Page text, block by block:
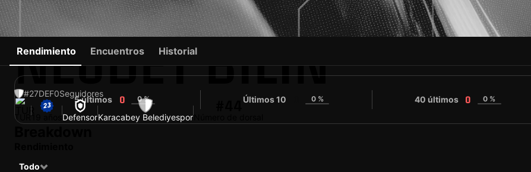
NEJDET BILIN
#27DEF0Seguidores
TUR DefensorKaracabey Belediyespor
Rendimiento Encuentros Historial
5 últimos 0 0 % Últimos 10 0 % 40 últimos 0 0 %
Todo